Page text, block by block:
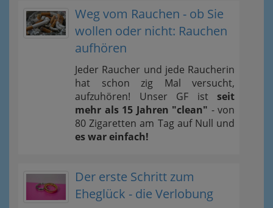
Weg vom Rauchen - ob Sie
wollen oder nicht: Rauchen
aufhören
Jeder Raucher und jede Raucherin
hat schon zig Mal versucht,
aufzuhören! Unser GF ist seit
mehr als 15 Jahren "clean" - von
80 Zigaretten am Tag auf Null und
es war einfach!
Der erste Schritt zum
Eheglück - die Verlobung